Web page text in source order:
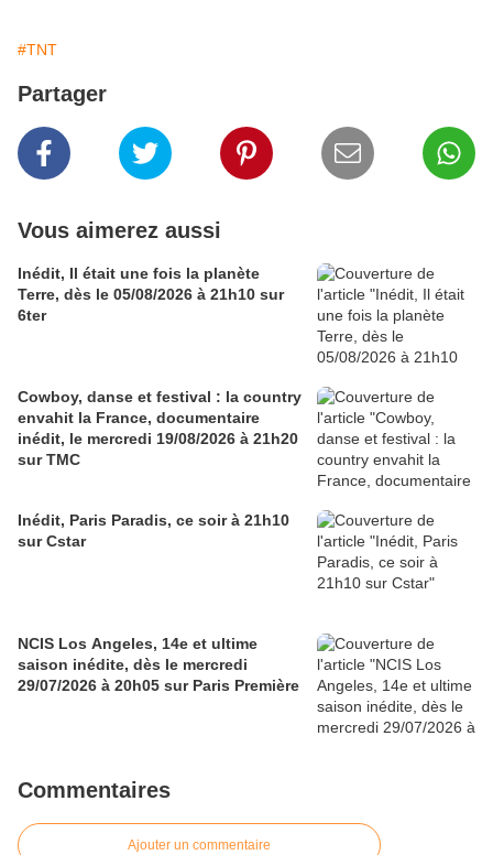
#TNT
Partager
Vous aimerez aussi
Inédit, Il était une fois la planète
Terre, dès le 05/08/2026 à 21h10 sur
6ter
Cowboy, danse et festival : la country
envahit la France, documentaire
inédit, le mercredi 19/08/2026 à 21h20
sur TMC
Inédit, Paris Paradis, ce soir à 21h10
sur Cstar
NCIS Los Angeles, 14e et ultime
saison inédite, dès le mercredi
29/07/2026 à 20h05 sur Paris Première
Commentaires
Ajouter un commentaire